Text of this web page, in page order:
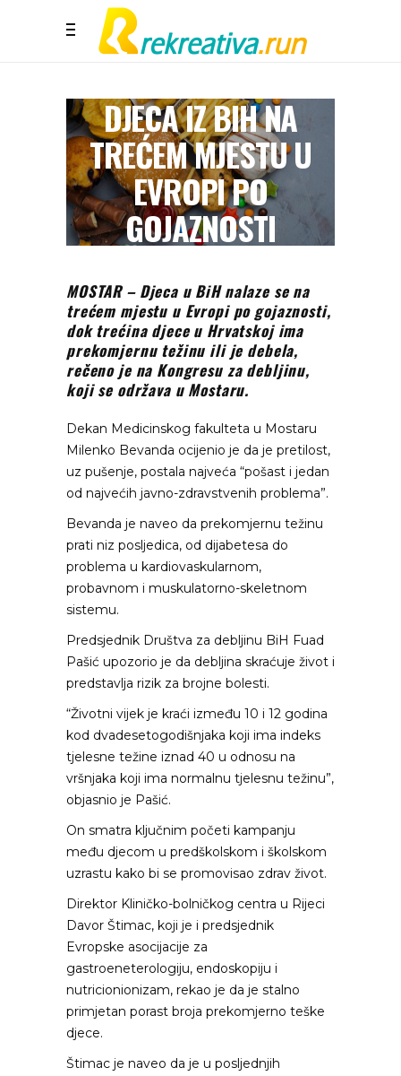
DJECA IZ BIH NA
TREĆEM MJESTU U
EVROPI PO
GOJAZNOSTI
MOSTAR – Djeca u BiH nalaze se na
trećem mjestu u Evropi po gojaznosti,
dok trećina djece u Hrvatskoj ima
prekomjernu težinu ili je debela,
rečeno je na Kongresu za debljinu,
koji se održava u Mostaru.
Dekan Medicinskog fakulteta u Mostaru
Milenko Bevanda ocijenio je da je pretilost,
uz pušenje, postala najveća “pošast i jedan
od najvećih javno-zdravstvenih problema”.
Bevanda je naveo da prekomjernu težinu
prati niz posljedica, od dijabetesa do
problema u kardiovaskularnom,
probavnom i muskulatorno-skeletnom
sistemu.
Predsjednik Društva za debljinu BiH Fuad
Pašić upozorio je da debljina skraćuje život i
predstavlja rizik za brojne bolesti.
“Životni vijek je kraći između 10 i 12 godina
kod dvadesetogodišnjaka koji ima indeks
tjelesne težine iznad 40 u odnosu na
vršnjaka koji ima normalnu tjelesnu težinu”,
objasnio je Pašić.
On smatra ključnim početi kampanju
među djecom u predškolskom i školskom
uzrastu kako bi se promovisao zdrav život.
Direktor Kliničko-bolničkog centra u Rijeci
Davor Štimac, koji je i predsjednik
Evropske asocijacije za
gastroeneterologiju, endoskopiju i
nutricionionizam, rekao je da je stalno
primjetan porast broja prekomjerno teške
djece.
Štimac je naveo da je u posljednjih